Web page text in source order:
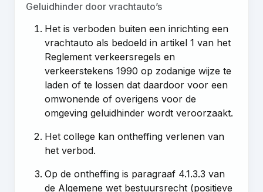
Geluidhinder door vrachtauto’s
Het is verboden buiten een inrichting een
vrachtauto als bedoeld in artikel 1 van het
Reglement verkeersregels en
verkeerstekens 1990 op zodanige wijze te
laden of te lossen dat daardoor voor een
omwonende of overigens voor de
omgeving geluidhinder wordt veroorzaakt.
Het college kan ontheffing verlenen van
het verbod.
Op de ontheffing is paragraaf 4.1.3.3 van
de Algemene wet bestuursrecht (positieve